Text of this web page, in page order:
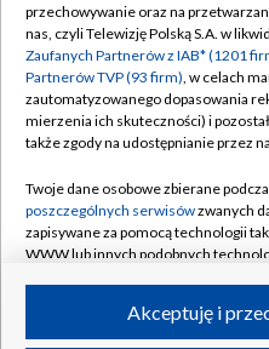
Biuro
Oferta
Rada
Polityka
©2026 Telewizja Polska
przechowywanie oraz na
nas, czyli Telewizję Polską S.A. w
Zaufanych Partnerów z IAB* (1201
Partnerów TVP (93 firm), w celach
zautomatyzowanego dopasowania
mierzenia ich skuteczności) i
także zgody na udostępnianie przez
Twoje dane osobowe zbierane
poszczególnych serwisówzwanych
zapisywane za pomocą technologii
WWW lub innych podobnych
ruchu w Internecie.Akceptuję i